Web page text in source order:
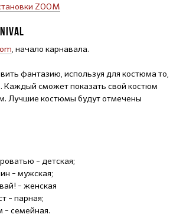
ZOOM
, начало карнавала.
фантазию, используя для костюма то,
Каждый сможет показать свой костюм
Лучшие костюмы будут отмечены
– детская;
– мужская;
– женская
– парная;
– семейная.